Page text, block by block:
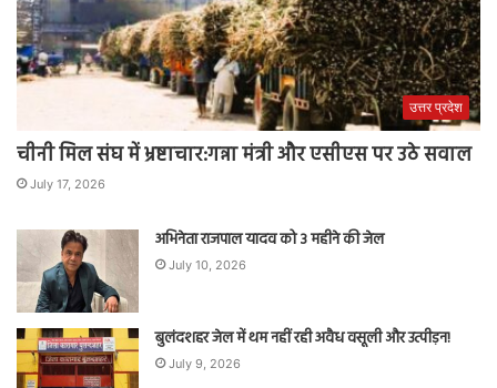
उत्तर प्रदेश
चीनी मिल संघ में भ्रष्टाचार:गन्ना मंत्री और एसीएस पर उठे सवाल
July 17, 2026
अभिनेता राजपाल यादव को 3 महीने की जेल
July 10, 2026
बुलंदशहर जेल में थम नहीं रही अवैध वसूली और उत्पीड़न!
July 9, 2026